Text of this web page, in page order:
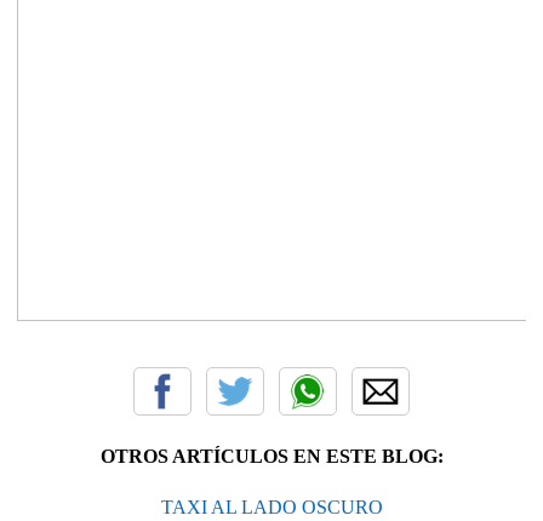
OTROS ARTÍCULOS EN ESTE BLOG:
TAXI AL LADO OSCURO